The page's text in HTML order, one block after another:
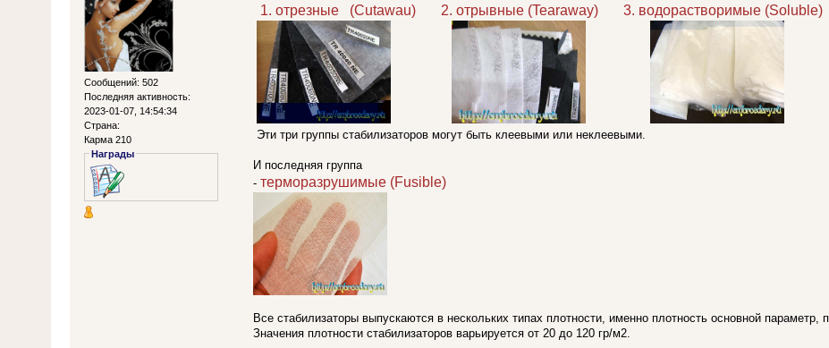
Сообщений: 502
Последняя активность:
2023-01-07, 14:54:34
Страна:
Карма 210
Награды
1. отрезные (Сutawau) 2. отрывные (Tearaway) 3. водорастворимые (Soluble)
Эти три группы стабилизаторов могут быть клеевыми или неклеевыми.
И последняя группа
- терморазрушимые (Fusible)
Все стабилизаторы выпускаются в нескольких типах плотности, именно плотность основной параметр,
Значения плотности стабилизаторов варьируется от 20 до 120 гр/м2.